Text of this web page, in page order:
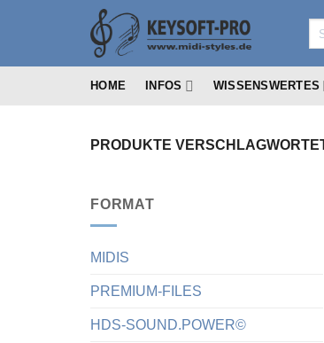
HOME INFOS WISSENSWERTES
PRODUKTE
FORMAT
MIDIS
PREMIUM-FILES
HDS-SOUND.POWER©